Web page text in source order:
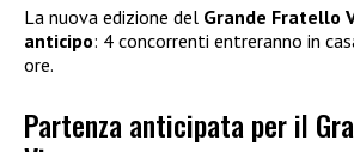
La nuova edizione del Grande Fratello
anticipo: 4 concorrenti entreranno in
ore.
Partenza anticipata per il